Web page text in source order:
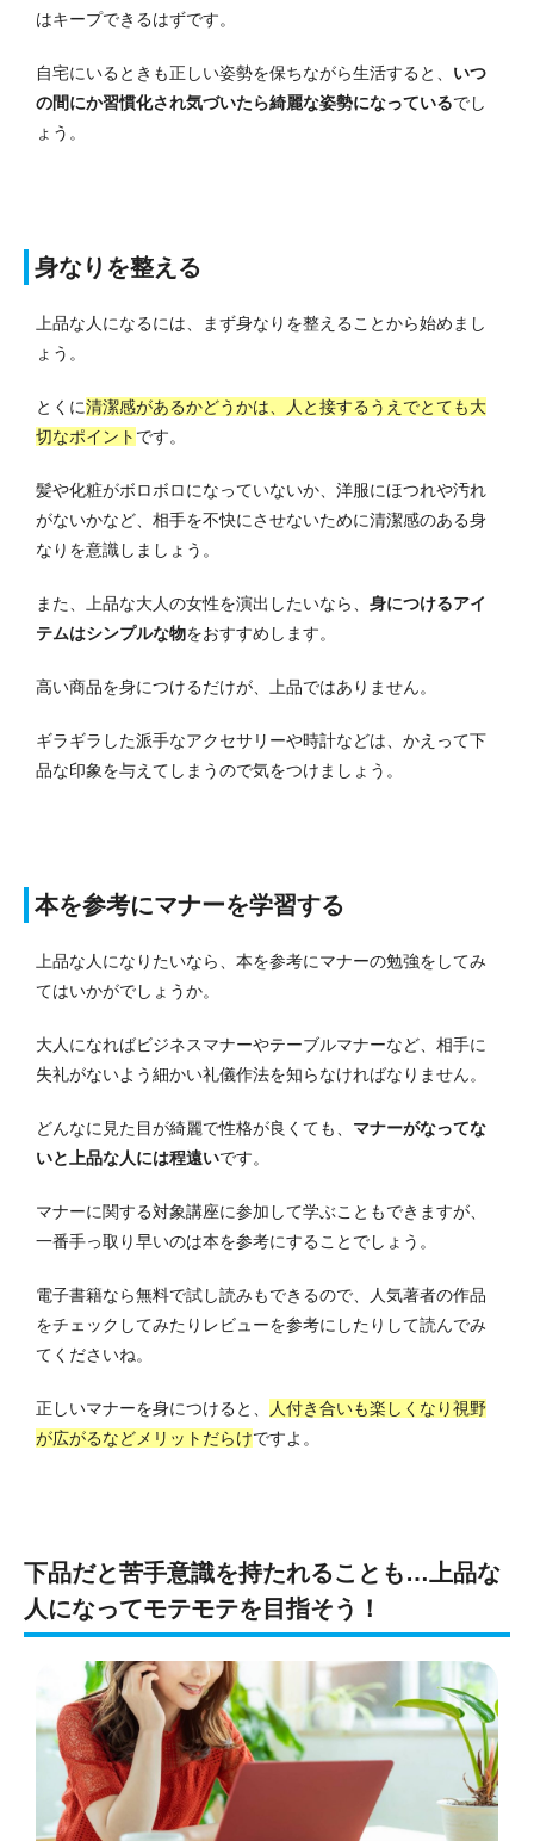
はキープできるはずです。
自宅にいるときも正しい姿勢を保ちながら生活すると、 いつ
の間にか習慣化され気づいたら綺麗な姿勢になっているでし
ょう。
身なりを整える
上品な人になるには、まず身なりを整えることから始めまし
ょう。
とくに清潔感があるかどうかは、人と接するうえでとても大
切なポイント です。
髪や化粧がボロボロになっていないか、洋服にほつれや汚れ
がないかなど、相手を不快にさせないために清潔感のある身
なりを意識しましょう。
また、上品な大人の女性を演出したいなら、 身につけるアイ
テムはシンプルな物をおすすめします。
高い商品を身につけるだけが、上品ではありません。
ギラギラした派手なアクセサリーや時計などは、かえって下
品な印象を与えてしまうので気をつけましょう。
本を参考にマナーを学習する
上品な人になりたいなら、本を参考にマナーの勉強をしてみ
てはいかがでしょうか。
大人になればビジネスマナーやテーブルマナーなど、相手に
失礼がないよう細かい礼儀作法を知らなければなりません。
どんなに見た目が綺麗で性格が良くても、 マナーがなってな
いと上品な人には程遠いです。
マナーに関する対象講座に参加して学ぶこともできますが、
一番手っ取り早いのは本を参考にすることでしょう。
電子書籍なら無料で試し読みもできるので、人気著者の作品
をチェックしてみたりレビューを参考にしたりして読んでみ
てくださいね。
正しいマナーを身につけると、
人付き合いも楽しくなり視野
が広がるなどメリットだらけですよ。
下品だと苦手意識を持たれることも…上品な
人になってモテモテを目指そう！